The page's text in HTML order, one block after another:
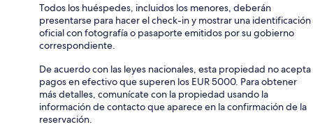
Todos los huéspedes, incluidos los menores, deberán
presentarse para hacer el check-in y mostrar una identificación
oficial con fotografía o pasaporte emitidos por su gobierno
correspondiente.
De acuerdo con las leyes nacionales, esta propiedad no acepta
pagos en efectivo que superen los EUR 5000. Para obtener
más detalles, comunícate con la propiedad usando la
información de contacto que aparece en la confirmación de la
reservación.